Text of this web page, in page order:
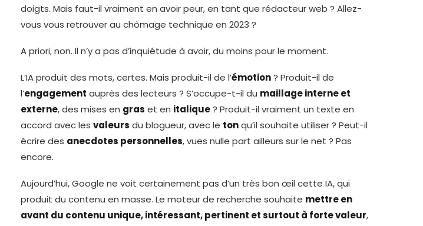
doigts. Mais faut-il vraiment en avoir peur, en tant que rédacteur web ? Allez-
vous vous retrouver au chômage technique en 2023 ?
A priori, non. Il n’y a pas d’inquiétude à avoir, du moins pour le moment.
L’IA produit des mots, certes. Mais produit-il de l’émotion? Produit-il de
l’engagement auprès des lecteurs ? S’occupe-t-il du maillage interne et
externe, des mises en gras et en italique? Produit-il vraiment un texte en
accord avec les valeurs du blogueur, avec le tonqu’il souhaite utiliser ? Peut-il
écrire des anecdotes personnelles, vues nulle part ailleurs sur le net ? Pas
encore.
Aujourd’hui, Google ne voit certainement pas d’un très bon œil cette IA, qui
produit du contenu en masse. Le moteur de recherche souhaite mettre en
avant du contenu unique, intéressant, pertinent et surtout à forte valeur,